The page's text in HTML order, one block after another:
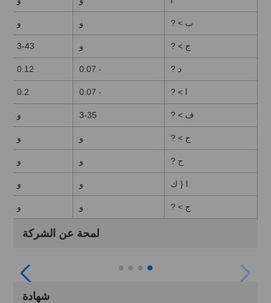
ب > ? و و
ج > ? و 3-43
د ? - 0.07
0.12
ا > ? - 0.07
0.2
ف > ? 3-35 و
ج > ? و و
ح ? و و
ا { ك و و
ج > ? و و
لمحة عن الشركة
شهادة